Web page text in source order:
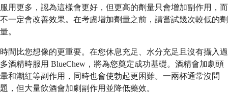
服用更多，認為這樣會更好，但更高的劑量只會增加副作用，而
不一定會改善效果。在考慮增加劑量之前，請嘗試幾次較低的劑
量。
時間比您想像的更重要。在您休息充足、水分充足且沒有攝入過
多酒精時服用 BlueChew，將為您奠定成功基礎。酒精會加劇頭
暈和潮紅等副作用，同時也會使勃起更困難。一兩杯通常沒問
題，但大量飲酒會加劇副作用並降低藥效。